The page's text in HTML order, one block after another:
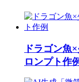
ドラゴン魚
ロンプト作